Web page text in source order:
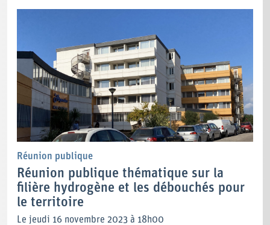
Réunion publique
Réunion publique thématique sur la
filière hydrogène et les débouchés pour
le territoire
Le jeudi 16 novembre 2023 à 18h00